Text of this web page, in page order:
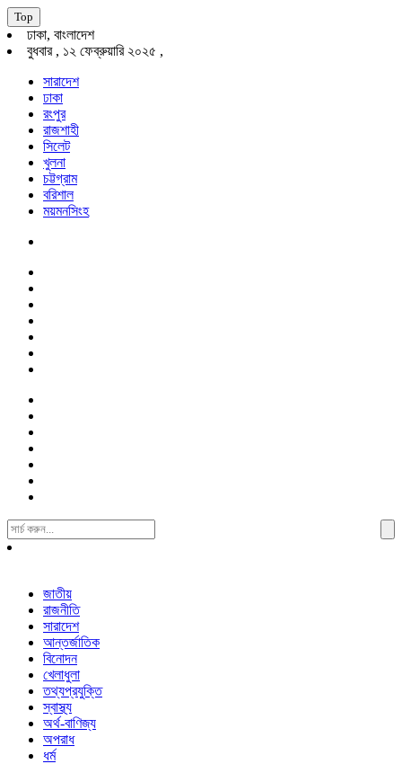
Top
ঢাকা, বাংলাদেশ
বুধবার , ১২ ফেব্রুয়ারি ২০২৫ ,
সারাদেশ
ঢাকা
রংপুর
রাজশাহী
সিলেট
খুলনা
চট্টগ্রাম
বরিশাল
ময়মনসিংহ
Search
For:
জাতীয়
রাজনীতি
সারাদেশ
আন্তর্জাতিক
বিনোদন
খেলাধুলা
তথ্যপ্রযুক্তি
স্বাস্থ্য
অর্থ-বাণিজ্য
অপরাধ
ধর্ম